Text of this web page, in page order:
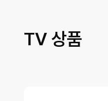
TV 상품